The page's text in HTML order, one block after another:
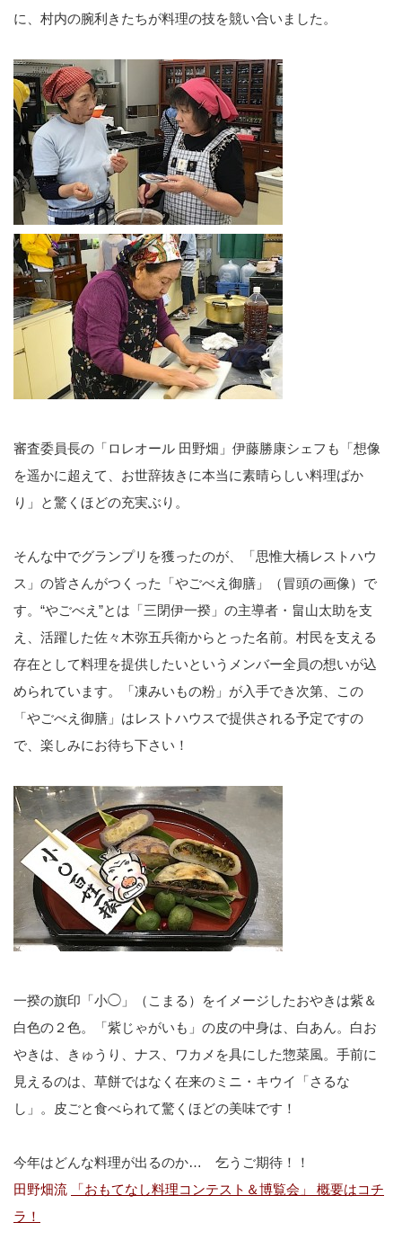
に、村内の腕利きたちが料理の技を競い合いました。
審査委員長の「ロレオール 田野畑」伊藤勝康シェフも「想像
を遥かに超えて、お世辞抜きに本当に素晴らしい料理ばか
り」と驚くほどの充実ぶり。
そんな中でグランプリを獲ったのが、「思惟大橋レストハウ
ス」の皆さんがつくった「やごべえ御膳」（冒頭の画像）で
す。“やごべえ”とは「三閉伊一揆」の主導者・畠山太助を支
え、活躍した佐々木弥五兵衛からとった名前。村民を支える
存在として料理を提供したいというメンバー全員の想いが込
められています。「凍みいもの粉」が入手でき次第、この
「やごべえ御膳」はレストハウスで提供される予定ですの
で、楽しみにお待ち下さい！
一揆の旗印「小◯」（こまる）をイメージしたおやきは紫＆
白色の２色。「紫じゃがいも」の皮の中身は、白あん。白お
やきは、きゅうり、ナス、ワカメを具にした惣菜風。手前に
見えるのは、草餅ではなく在来のミニ・キウイ「さるな
し」。皮ごと食べられて驚くほどの美味です！
今年はどんな料理が出るのか… 乞うご期待！！
田野畑流
「おもてなし料理コンテスト＆博覧会」 概要はコチ
ラ！